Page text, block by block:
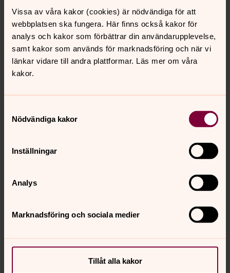
Vissa av våra kakor (cookies) är nödvändiga för att
webbplatsen ska fungera. Här finns också kakor för
analys och kakor som förbättrar din användarupplevelse,
samt kakor som används för marknadsföring och när vi
länkar vidare till andra plattformar. Läs mer om våra
kakor.
Nödvändiga kakor
Inställningar
Analys
Marknadsföring och sociala medier
Tillåt alla kakor
Dopsajten
Här hittar du mer info och tips om dop
Kontakt om dop
för marknadsföring.
Senast ändrad 19 februari 2026
Synpunkter eller frågor på sidans